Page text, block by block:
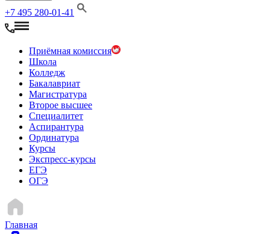
+7 495 280-01-41
Приёмная комиссия
Школа
Колледж
Бакалавриат
Магистратура
Второе высшее
Специалитет
Аспирантура
Ординатура
Курсы
Экспресс-курсы
ЕГЭ
ОГЭ
Главная